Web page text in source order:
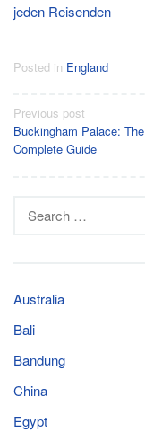
jeden Reisenden
Posted in England
Post
navigation
Previous post
Buckingham Palace: The
Complete Guide
Australia
Bali
Bandung
China
Egypt